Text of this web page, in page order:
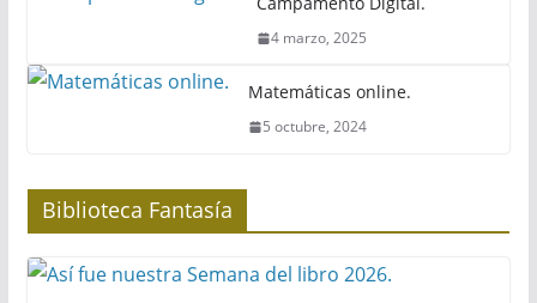
4 marzo, 2025
Matemáticas online.
5 octubre, 2024
Biblioteca Fantasía